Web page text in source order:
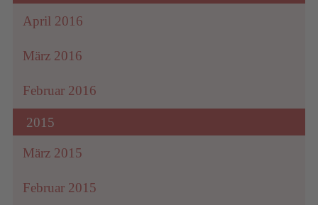
April 2016
März 2016
Februar 2016
2015
März 2015
Februar 2015